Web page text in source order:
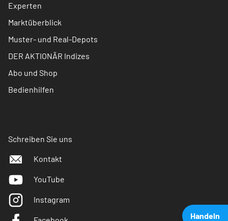
Handeln
Experten
Marktüberblick
Muster- und Real-Depots
DER AKTIONÄR Indizes
Abo und Shop
Bedienhilfen
Schreiben Sie uns
Kontakt
YouTube
Instagram